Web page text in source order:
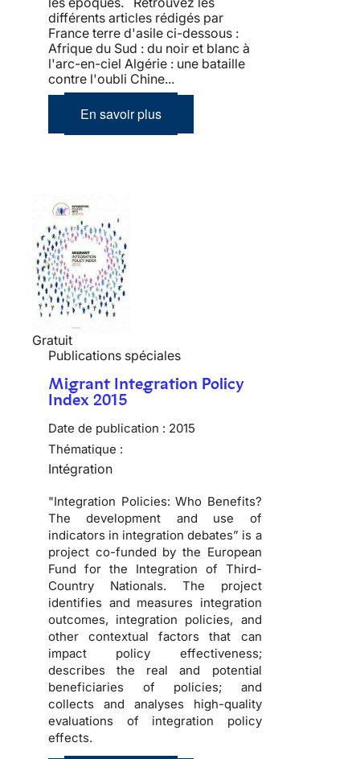
différents articles rédigés par
France terre d'asile ci-dessous :
Afrique du Sud : du noir et blanc à
l'arc-en-ciel Algérie : une bataille
contre l'oubli Chine...
En savoir plus
Gratuit
Publications spéciales
Migrant Integration Policy
Index 2015
Date de publication : 2015
Thématique :
Intégration
"Integration Policies: Who Benefits?
The development and use of
indicators in integration debates” is a
project co-funded by the European
Fund for the Integration of Third-
Country Nationals. The project
identifies and measures integration
outcomes, integration policies, and
other contextual factors that can
impact policy effectiveness;
describes the real and potential
beneficiaries of policies; and
collects and analyses high-quality
evaluations of integration policy
effects.